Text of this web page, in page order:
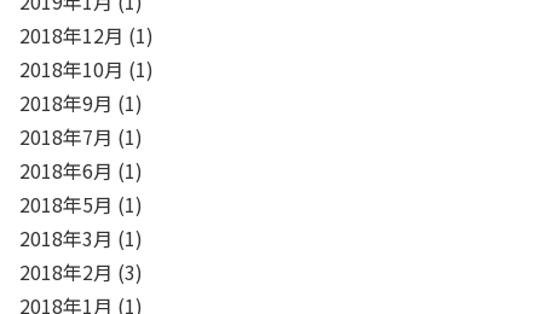
2018年12月 (1)
2018年10月 (1)
2018年9月 (1)
2018年7月 (1)
2018年6月 (1)
2018年5月 (1)
2018年3月 (1)
2018年2月 (3)
2018年1月 (1)